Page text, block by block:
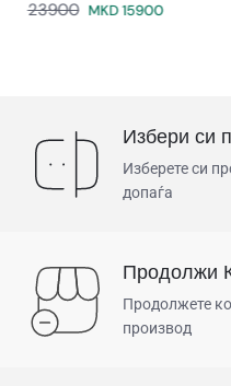
23900 MKD 15900
Избери си
Изберете си
допаѓа
Продолжи
Продолжете
производ